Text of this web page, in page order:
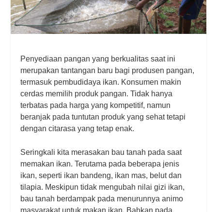
Penyediaan pangan yang berkualitas saat ini
merupakan tantangan baru bagi produsen pangan,
termasuk pembudidaya ikan. Konsumen makin
cerdas memilih produk pangan. Tidak hanya
terbatas pada harga yang kompetitif, namun
beranjak pada tuntutan produk yang sehat tetapi
dengan citarasa yang tetap enak.
Seringkali kita merasakan bau tanah pada saat
memakan ikan. Terutama pada beberapa jenis
ikan, seperti ikan bandeng, ikan mas, belut dan
tilapia. Meskipun tidak mengubah nilai gizi ikan,
bau tanah berdampak pada menurunnya animo